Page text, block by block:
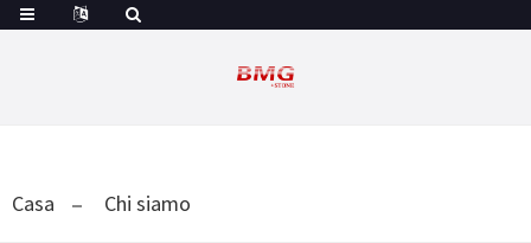
Casa Chi siamo